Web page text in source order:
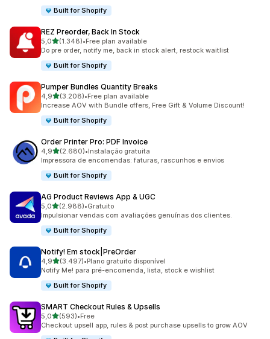
Built for Shopify
REZ Preorder, Back In Stock
5,0de 5 estrelas
(1.348)
1348 total de avaliações
•Free plan available
Do pre order, notify me, back in stock alert, restock waitlist
Built for Shopify
Pumper Bundles Quantity Breaks
4,9de 5 estrelas
(3.208)
3208 total de avaliações
•Free plan available
Increase AOV with Bundle offers, Free Gift & Volume Discount!
Built for Shopify
Order Printer Pro: PDF Invoice
4,9de 5 estrelas
(2.680)
2680 total de avaliações
•Instalação gratuita
Impressora de encomendas: faturas, rascunhos e envios
Built for Shopify
AG Product Reviews App & UGC
5,0de 5 estrelas
(2.988)
2988 total de avaliações
•Gratuito
Impulsionar vendas com avaliações genuínas dos clientes.
Built for Shopify
Notify! Em stock|PreOrder
4,9de 5 estrelas
(3.497)
3497 total de avaliações
•Plano gratuito disponível
Notify Me! para pré-encomenda, lista, stock e wishlist
Built for Shopify
SMART Checkout Rules & Upsells
5,0de 5 estrelas
(593)
593 total de avaliações
•Free
Checkout upsell app, rules & post purchase upsells to grow AOV